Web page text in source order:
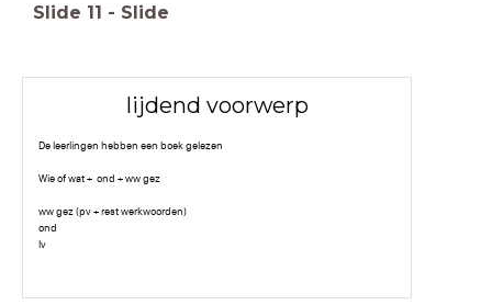
Slide 11 - Slide
lijdend voorwerp
De leerlingen hebben een boek gelezen
Wie of wat + ond + ww gez
ww gez (pv + rest werkwoorden)
ond
lv